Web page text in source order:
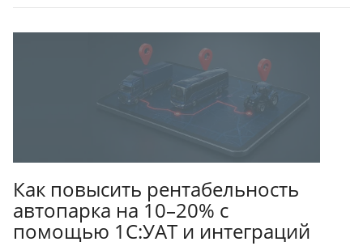
Как повысить рентабельность
автопарка на 10–20% с
помощью 1С:УАТ и интеграций